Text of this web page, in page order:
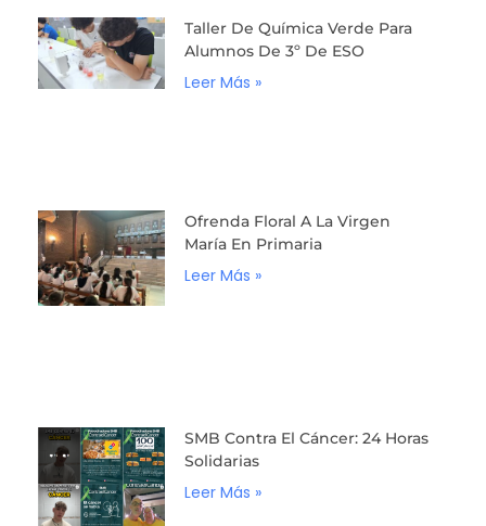
Taller De Química Verde Para
Alumnos De 3º De ESO
Leer Más »
Ofrenda Floral A La Virgen
María En Primaria
Leer Más »
SMB Contra El Cáncer: 24 Horas
Solidarias
Leer Más »